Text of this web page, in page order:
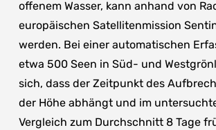
offenem Wasser, kann anhand von
europäischen Satellitenmission
werden. Bei einer automatischen
etwa 500 Seen in Süd- und
sich, dass der Zeitpunkt des
der Höhe abhängt und im
Vergleich zum Durchschnitt 8 Tage